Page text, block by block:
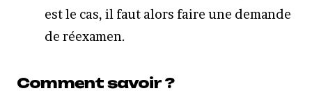
est le cas, il faut alors faire une demande
de réexamen.
Comment savoir ?